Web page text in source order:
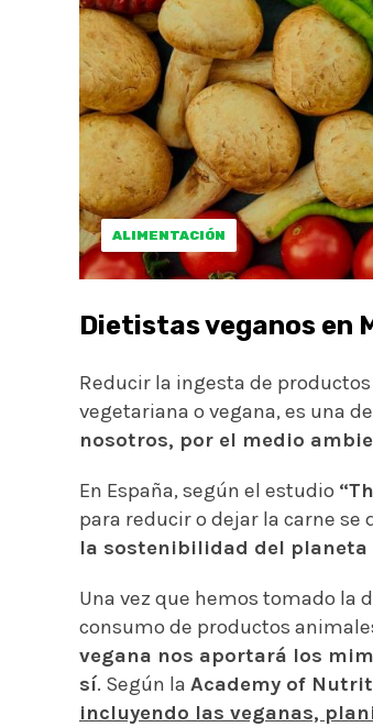
ALIMENTACIÓN
Dietistas veganos en
Reducir la ingesta de
vegetariana o vegana, es una
nosotros, por el medio
En España, según el estudio
para reducir o dejar la carne se
la sostenibilidad del planeta
Una vez que hemos tomado
consumo de productos
vegana nos aportará los
sí. Según la Academy of
incluyendo las veganas,